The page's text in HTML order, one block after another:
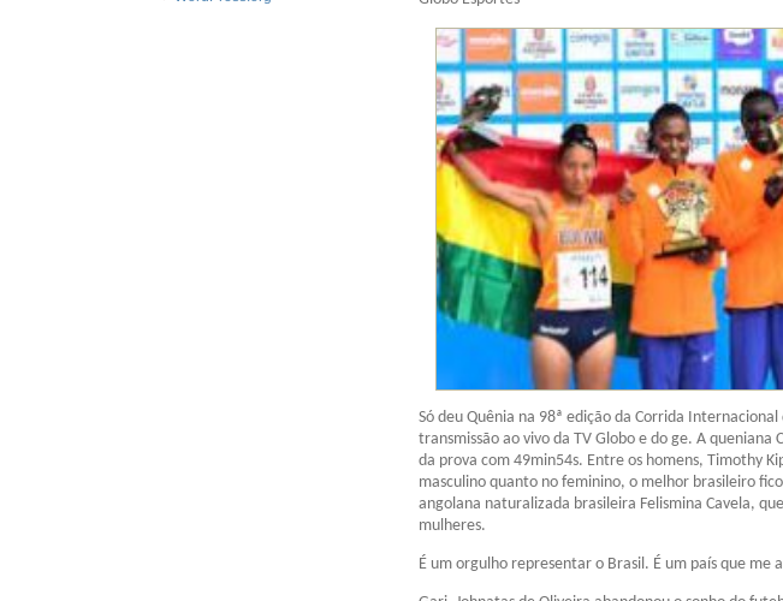
Só deu Quênia na 98ª edição da Corrida
transmissão ao vivo da TV Globo e do ge. A
da prova com 49min54s. Entre os homens, Timothy
masculino quanto no feminino, o melhor brasileiro
angolana naturalizada brasileira Felismina Cavela,
mulheres.
É um orgulho representar o Brasil. É um país que me